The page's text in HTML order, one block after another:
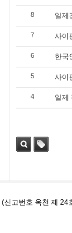
8 일제
7 사이
6 한국
5 사이
4 일제
(신고번호 옥천 제